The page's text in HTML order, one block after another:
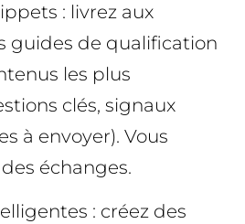
: livrez aux
guides de qualification
les plus
clés, signaux
à envoyer). Vous
échanges.
: créez des